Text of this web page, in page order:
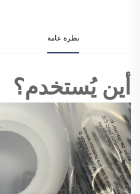
نظرة عامة
أين يُستخدم؟